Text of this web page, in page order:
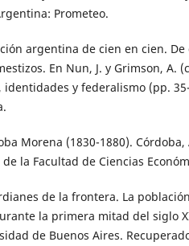
Prometeo.
argentina de cien en cien. De
En Nun, J. y Grimson, A.
y federalismo (pp.
Morena (1830-1880).
la Facultad de Ciencias
de la frontera. La
la primera mitad del siglo
de Buenos Aires.